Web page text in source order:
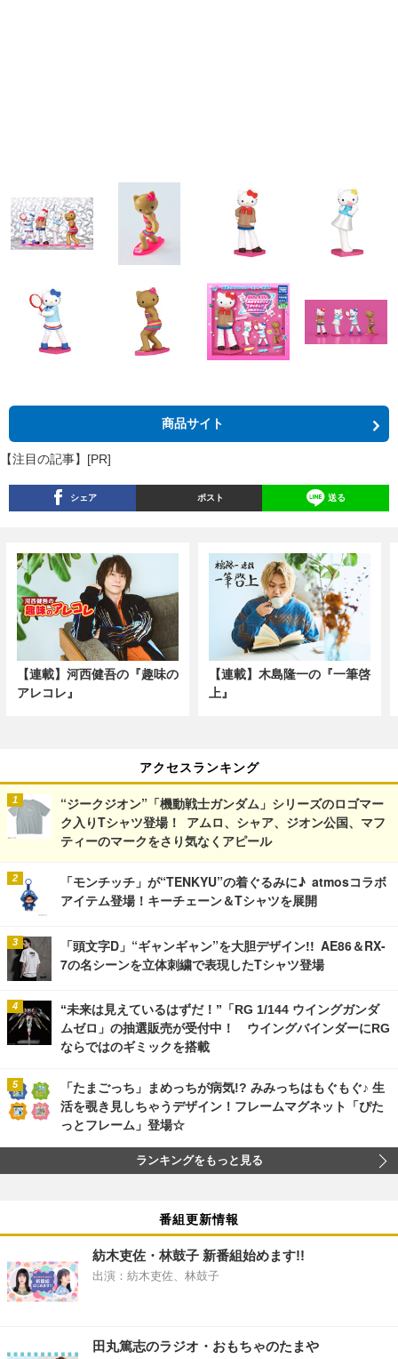
商品サイト
【注目の記事】[PR]
シェア ポスト 送る
【連載】河西健吾の『趣味の
アレコレ』
【連載】木島隆一の『一筆啓
上』
アクセスランキング
“ジークジオン”「機動戦士ガンダム」シリーズのロゴマー
ク入りTシャツ登場！ アムロ、シャア、ジオン公国、マフ
ティーのマークをさり気なくアピール
「モンチッチ」が“TENKYU”の着ぐるみに♪ atmosコラボ
アイテム登場！キーチェーン＆Tシャツを展開
「頭文字D」“ギャンギャン”を大胆デザイン!! AE86＆RX-
7の名シーンを立体刺繍で表現したTシャツ登場
“未来は見えているはずだ！”「RG 1/144 ウイングガンダ
ムゼロ」の抽選販売が受付中！ ウイングバインダーにRG
ならではのギミックを搭載
「たまごっち」まめっちが病気!? みみっちはもぐもぐ♪ 生
活を覗き見しちゃうデザイン！フレームマグネット「ぴた
っとフレーム」登場☆
ランキングをもっと見る
番組更新情報
紡木吏佐・林鼓子 新番組始めます!!
出演：紡木吏佐、林鼓子
田丸篤志のラジオ・おもちゃのたまや